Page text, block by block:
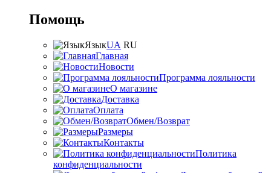
Помощь
ЯзыкUA RU
Главная
Новости
Программа лояльности
О магазине
Доставка
Оплата
Обмен/Возврат
Размеры
Контакты
Политика
конфиденциальности